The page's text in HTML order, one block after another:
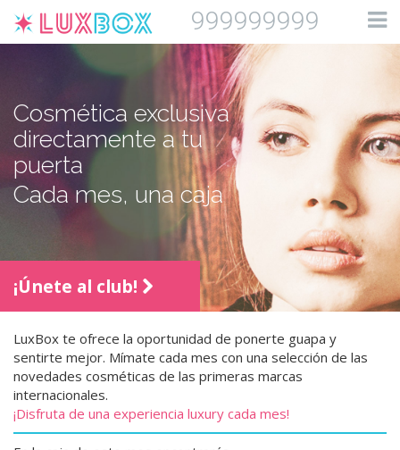
999999999
Cosmética exclusiva
directamente a tu
puerta
Cada mes, una caja
¡Únete al club!
LuxBox te ofrece la oportunidad de ponerte guapa y
sentirte mejor. Mímate cada mes con una selección de las
novedades cosméticas de las primeras marcas
internacionales.
¡Disfruta de una experiencia luxury cada mes!